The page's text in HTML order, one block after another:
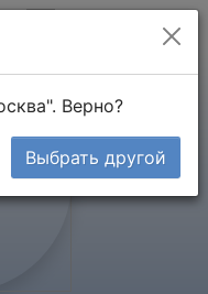
Верно?
Выбрать другой